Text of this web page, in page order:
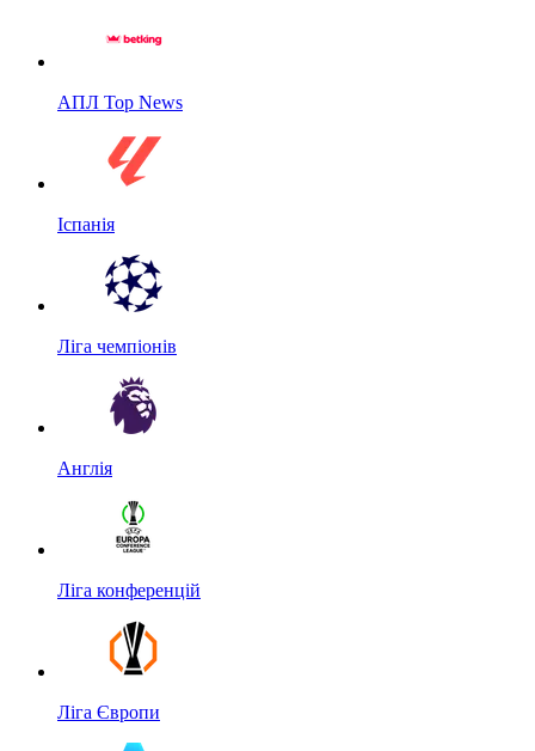
АПЛ Top News
Іспанія
Ліга чемпіонів
Англія
Ліга конференцій
Ліга Європи